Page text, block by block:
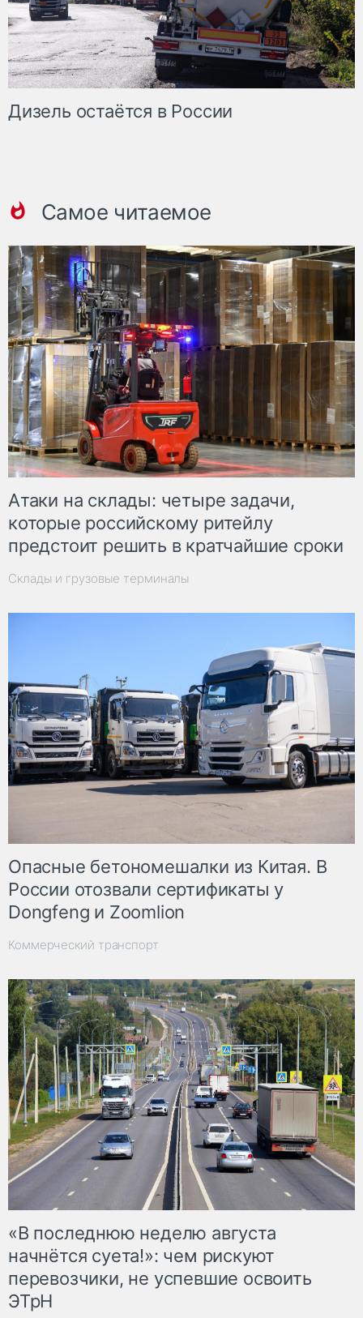
Дизель остаётся в России
Самое читаемое
Атаки на склады: четыре задачи,
которые российскому ритейлу
предстоит решить в кратчайшие сроки
Склады и грузовые терминалы
Опасные бетономешалки из Китая. В
России отозвали сертификаты у
Dongfeng и Zoomlion
Коммерческий транспорт
«В последнюю неделю августа
начнётся суета!»: чем рискуют
перевозчики, не успевшие освоить
ЭТрН